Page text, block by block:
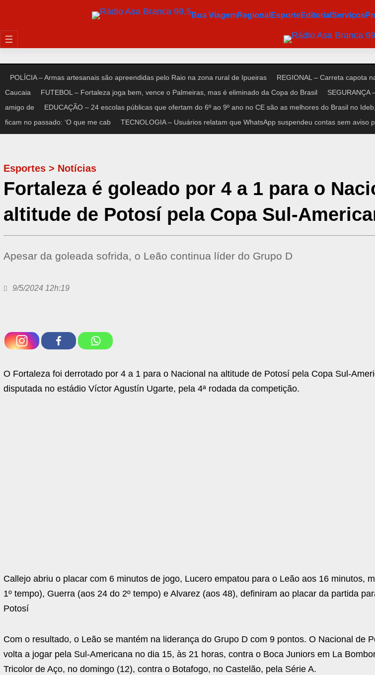
Boa ViagemRegional EsporteEditorial Serviços
POLÍCIA – Armas artesanais são apreendidas pelo Raio na zona rural de Ipueiras REGIONAL – Carreta capota
Caucaia
FUTEBOL – Fortaleza joga bem, vence o Palmeiras, mas é eliminado da Copa do Brasil
SEGURANÇA
amigo de
EDUCAÇÃO – 24 escolas públicas que ofertam do 6º ao 9º ano no CE são as melhores do Brasil no
ficam no passado: ‘O que me cab
TECNOLOGIA – Usuários relatam que WhatsApp suspendeu contas sem aviso
Esportes > Notícias
Fortaleza é goleado por 4 a 1 para o
altitude de Potosí pela Copa Sul-
Apesar da goleada sofrida, o Leão continua líder do Grupo D
9/5/2024 12h:19
O Fortaleza foi derrotado por 4 a 1 para o Nacional na altitude de Potosí pela Copa Sul-
disputada no estádio Víctor Agustín Ugarte, pela 4ª rodada da competição.
Callejo abriu o placar com 6 minutos de jogo, Lucero empatou para o Leão aos 16 minutos,
1º tempo), Guerra (aos 24 do 2º tempo) e Alvarez (aos 48), definiram ao placar da partida
Potosí
Com o resultado, o Leão se mantém na liderança do Grupo D com 9 pontos. O Nacional de
volta a jogar pela Sul-Americana no dia 15, às 21 horas, contra o Boca Juniors em La
Tricolor de Aço, no domingo (12), contra o Botafogo, no Castelão, pela Série A.